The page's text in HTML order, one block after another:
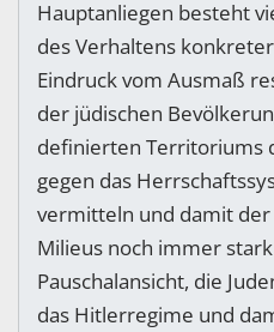
Hauptanliegen besteht
des Verhaltens
Eindruck vom Ausmaß
der jüdischen
definierten Territoriums
gegen das
vermitteln und damit
Milieus noch immer
Pauschalansicht, die
das Hitlerregime und